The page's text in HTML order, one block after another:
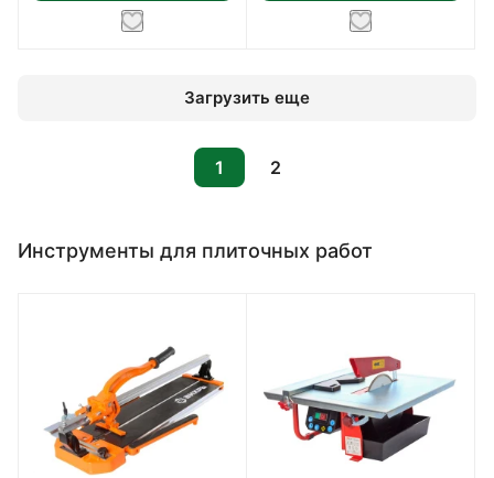
Загрузить еще
1 2
Инструменты для плиточных работ